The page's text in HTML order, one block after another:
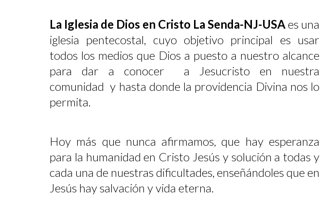
La Iglesia de Dios en Cristo La Senda-NJ-USAes una
iglesia pentecostal, cuyo objetivo principal es usar
todos los medios que Dios a puesto a nuestro alcance
para dar a conocer a Jesucristo en nuestra
comunidad y hasta donde la providencia Divina nos lo
permita.
Hoy más que nunca afirmamos, que hay esperanza
para la humanidad en Cristo Jesús y solución a todas y
cada una de nuestras dificultades, enseñándoles que en
Jesús hay salvación y vida eterna.